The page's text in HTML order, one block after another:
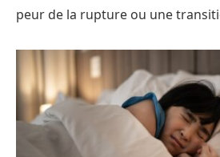
peur de la rupture ou une